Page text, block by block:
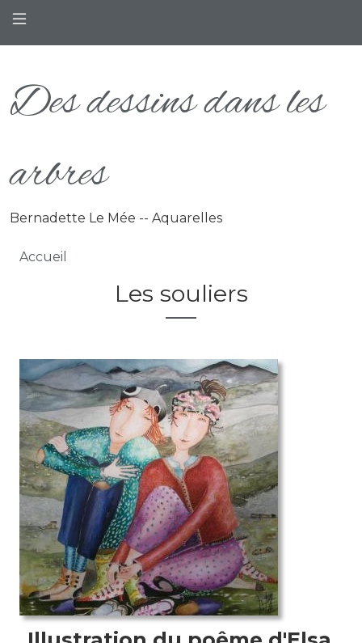
Des dessins dans les
arbres
Bernadette Le Mée -- Aquarelles
Fil d'Ariane
Accueil
Les souliers
Photo de l'aquarelle